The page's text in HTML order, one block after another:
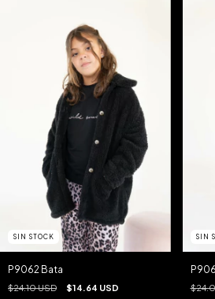
SIN STOCK
P9062 Bata
$24.10 USD $14.64 USD
SIN